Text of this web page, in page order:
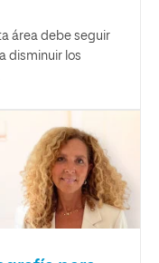
área debe seguir
disminuir los